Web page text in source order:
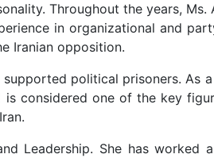
Throughout the years, Ms.
in organizational and
Iranian opposition.
political prisoners. As
considered one of the key
Leadership. She has worked